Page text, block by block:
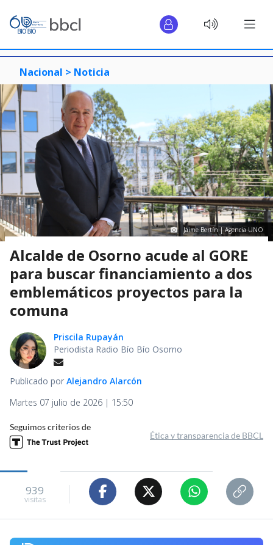
Nacional > Noticia
Jaime Bertín | Agencia UNO
Alcalde de Osorno acude al GORE
para buscar financiamiento a dos
emblemáticos proyectos para la
comuna
Priscila Rupayán
Periodista Radio Bío Bío Osorno
Publicado por Alejandro Alarcón
Martes 07 julio de 2026 | 15:50
Seguimos criterios de
Ética y transparencia de BBCL
939
visitas